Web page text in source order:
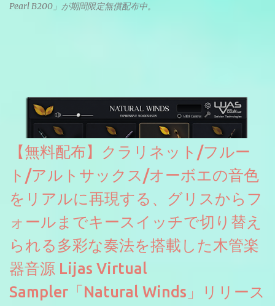
Pearl B200」が期間限定無償配布中。
【無料配布】クラリネット/フルー
ト/アルトサックス/オーボエの音色
をリアルに再現する、グリスからフ
ォールまでキースイッチで切り替え
られる多彩な奏法を搭載した木管楽
器音源 Lijas Virtual
Sampler「Natural Winds」リリース